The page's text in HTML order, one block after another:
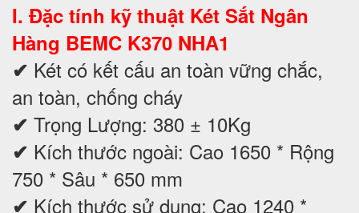
I. Đặc tính kỹ thuật Két Sắt Ngân
Hàng BEMC K370 NHA1
✔ Két có kết cấu an toàn vững chắc,
an toàn, chống cháy
✔ Trọng Lượng: 380 ± 10Kg
✔ Kích thước ngoài: Cao 1650 * Rộng
750 * Sâu * 650 mm
✔ Kích thước sử dụng: Cao 1240 *